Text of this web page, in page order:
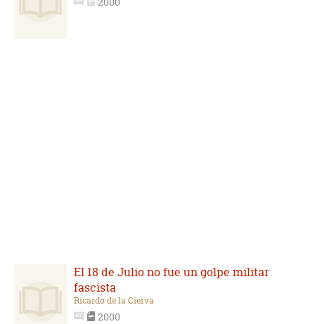
El 18 de Julio no fue un golpe militar
fascista
Ricardo de la Cierva
2000